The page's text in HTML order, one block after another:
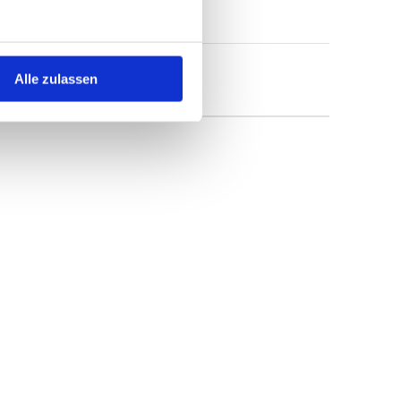
Alle zulassen